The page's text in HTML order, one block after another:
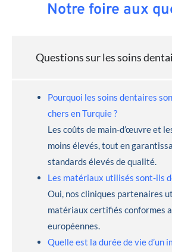
Notre foire aux
Questions sur les soins
Pourquoi les soins dentaires
chers en Turquie ?
Les coûts de main-d’œuvre et
moins élevés, tout en
standards élevés de qualité.
Les matériaux utilisés sont-ils
Oui, nos cliniques partenaires
matériaux certifiés conformes
européennes.
Quelle est la durée de vie d’un